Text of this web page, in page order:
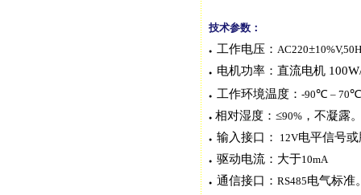
技术参数：
● 工作电压： AC220±
● 电机功率：直流电机
● 工作环境温度： -90℃ – 70℃
● 相对湿度：≤90% ，不凝露
● 输入接口： 12V电平信号
● 驱动电流：大于10mA
● 通信接口： RS485电气标准